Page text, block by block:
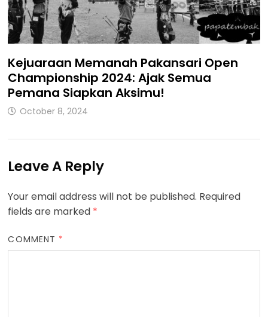
Kejuaraan Memanah Pakansari Open
Championship 2024: Ajak Semua
Pemana Siapkan Aksimu!
October 8, 2024
Leave A Reply
Your email address will not be published. Required
fields are marked *
COMMENT *